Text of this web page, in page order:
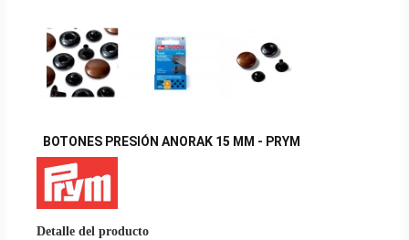
BOTONES PRESIÓN ANORAK 15 MM - PRYM
Detalle del producto